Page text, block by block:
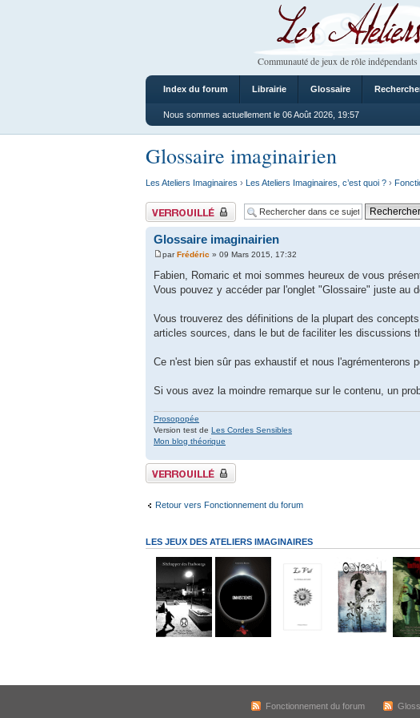
Les Ateliers
Communauté de jeux de rôle indépendants
Index du forum Librairie Glossaire
Nous sommes actuellement le 06 Août 2026, 19:57
Glossaire imaginairien
Les Ateliers Imaginaires › Les Ateliers Imaginaires, c’est quoi ? ›
Sujet verrouillé
Glossaire imaginairien
parFrédéric » 09 Mars 2015, 17:32
Fabien, Romaric et moi sommes heureux de vous
Vous pouvez y accéder par l'onglet "Glossaire" juste au
Vous trouverez des définitions de la plupart des
articles sources, dans le but de faciliter les discussions
Ce n'est bien sûr pas exhaustif et nous l'agrémenterons
Si vous avez la moindre remarque sur le contenu, un
Prosopopée
Version test de Les Cordes Sensibles
Mon blog théorique
Sujet verrouillé
Retour vers Fonctionnement du forum
LES JEUX DES ATELIERS IMAGINAIRES
Fonctionnement du forum